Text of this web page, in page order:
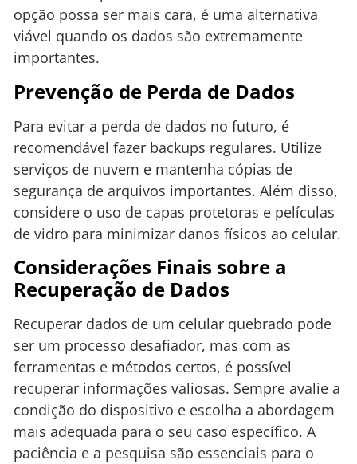
opção possa ser mais cara, é uma alternativa
viável quando os dados são extremamente
importantes.
Prevenção de Perda de Dados
Para evitar a perda de dados no futuro, é
recomendável fazer backups regulares. Utilize
serviços de nuvem e mantenha cópias de
segurança de arquivos importantes. Além disso,
considere o uso de capas protetoras e películas
de vidro para minimizar danos físicos ao celular.
Considerações Finais sobre a
Recuperação de Dados
Recuperar dados de um celular quebrado pode
ser um processo desafiador, mas com as
ferramentas e métodos certos, é possível
recuperar informações valiosas. Sempre avalie a
condição do dispositivo e escolha a abordagem
mais adequada para o seu caso específico. A
paciência e a pesquisa são essenciais para o